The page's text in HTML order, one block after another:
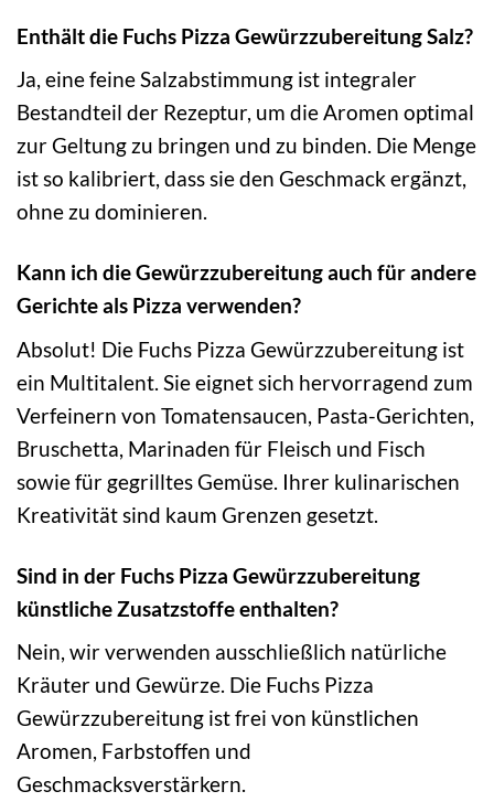
Enthält die Fuchs Pizza Gewürzzubereitung Salz?
Ja, eine feine Salzabstimmung ist integraler
Bestandteil der Rezeptur, um die Aromen optimal
zur Geltung zu bringen und zu binden. Die Menge
ist so kalibriert, dass sie den Geschmack ergänzt,
ohne zu dominieren.
Kann ich die Gewürzzubereitung auch für andere
Gerichte als Pizza verwenden?
Absolut! Die Fuchs Pizza Gewürzzubereitung ist
ein Multitalent. Sie eignet sich hervorragend zum
Verfeinern von Tomatensaucen, Pasta-Gerichten,
Bruschetta, Marinaden für Fleisch und Fisch
sowie für gegrilltes Gemüse. Ihrer kulinarischen
Kreativität sind kaum Grenzen gesetzt.
Sind in der Fuchs Pizza Gewürzzubereitung
künstliche Zusatzstoffe enthalten?
Nein, wir verwenden ausschließlich natürliche
Kräuter und Gewürze. Die Fuchs Pizza
Gewürzzubereitung ist frei von künstlichen
Aromen, Farbstoffen und
Geschmacksverstärkern.